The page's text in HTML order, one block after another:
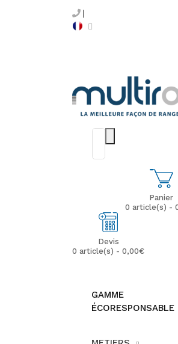
Panier
0 article(s) -
Devis
0 article(s) - 0,00€
GAMME
ÉCORESPONSABLE